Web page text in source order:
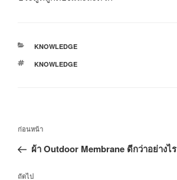
KNOWLEDGE
KNOWLEDGE
ก่อนหน้า
ผ้า Outdoor Membrane ดีกว่าอย่างไร
ถัดไป